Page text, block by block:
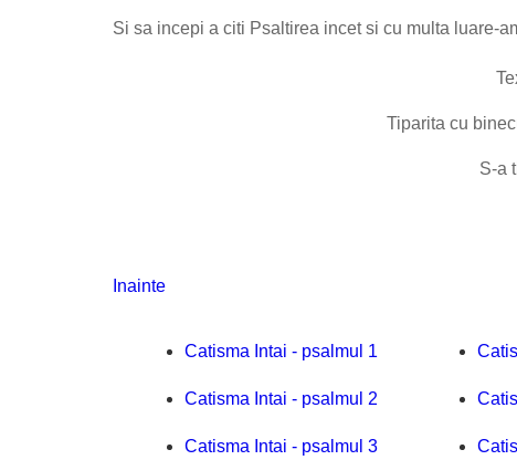
Si sa incepi a citi Psaltirea incet si cu multa luare-
Tiparita cu
S-a
Inainte
Catisma Intai - psalmul 1
Catisma Intai - psalmul 2
Catisma Intai - psalmul 3